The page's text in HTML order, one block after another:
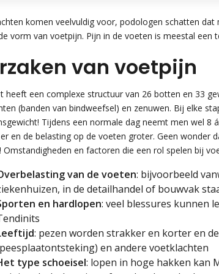
komen veelvuldig voor, podologen schatten
vorm van voetpijn. Pijn in de voeten is meestal een
van voetpijn
heeft een complexe structuur van 26 botten en 33
(banden van bindweefsel) en zenuwen. Bij elke
Tijdens een normale dag neemt men wel 8
en de belasting op de voeten groter. Geen wonder
Omstandigheden en factoren die een rol spelen bij
van de voeten: bijvoorbeeld
in de detailhandel of bouwvak
en hardlopen: veel blessures kunnen
: pezen worden strakker en korter en
en andere voetklachten
type schoeisel: lopen in hoge hakken kan